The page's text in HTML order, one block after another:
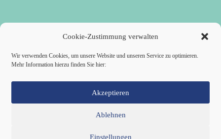
Cookie-Zustimmung verwalten
Wir verwenden Cookies, um unsere Website und unseren Service zu optimieren.
Mehr Information hierzu finden Sie hier:
Akzeptieren
Ablehnen
Einstellungen
Spenden
dieBasis Kreisverband Würzburg
IBAN: DE28 7905 0000 0049 4773 00